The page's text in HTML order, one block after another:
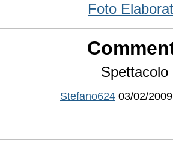
Foto
Spettacolo
Stefano624 03/02/